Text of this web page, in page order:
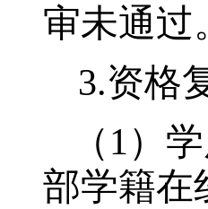
审未通过
3.资格
（1）
部学籍在